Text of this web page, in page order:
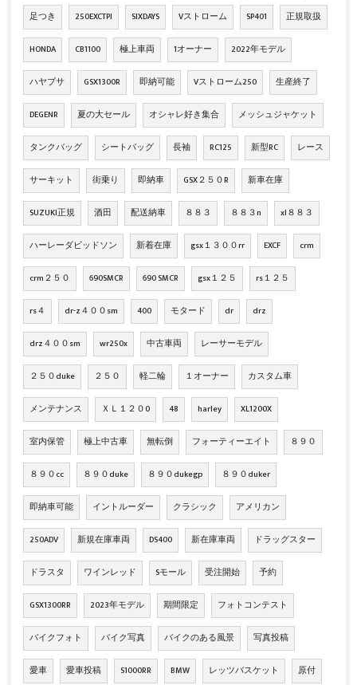
足つき 250EXCTPI SIXDAYS Vストローム SP401 正規取扱
HONDA CB1100 極上車両 1オーナー 2022年モデル
ハヤブサ GSX1300R 即納可能 Vストローム250 生産終了
DEGENR 夏の大セール オシャレ好き集合 メッシュジャケット
タンクバッグ シートバッグ 長袖 RC125 新型RC レース
サーキット 街乗り 即納車 GSX２５０R 新車在庫
SUZUKI正規 酒田 配送納車 ８８３ ８８３n xl８８３
ハーレーダビッドソン 新着在庫 gsx１３００rr EXCF crm
crm２５０ 690SMCR 690 SMCR gsx１２５ rs１２５
rs４ dr-z４００sm 400 モタード dr drz
drz４００sm wr250x 中古車両 レーサーモデル
２５０duke ２５０ 軽二輪 １オーナー カスタム車
メンテナンス ＸＬ１２０0 48 harley XL1200X
室内保管 極上中古車 無転倒 フォーティーエイト ８９０
８９０cc ８９０duke ８９０dukegp ８９０duker
即納車可能 イントルーダー クラシック アメリカン
250ADV 新規在庫車両 DS400 新在庫車両 ドラッグスター
ドラスタ ワインレッド Sモール 受注開始 予約
GSX1300RR 2023年モデル 期間限定 フォトコンテスト
バイクフォト バイク写真 バイクのある風景 写真投稿
愛車 愛車投稿 S1000RR BMW レッツバスケット 原付